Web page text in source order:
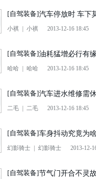
[ 自驾装备]汽车停放时 车下
小祺 | 小祺 2013-12-16 18:45
[ 自驾装备]油耗猛增必行有
哈哈 | 哈哈 2013-12-16 18:45
[ 自驾装备]汽车进水维修需
二毛 | 二毛 2013-12-16 18:45
[ 自驾装备]车身抖动究竟为
幻影骑士 | 幻影骑士 2013-12-
[ 自驾装备]节气门开合不灵